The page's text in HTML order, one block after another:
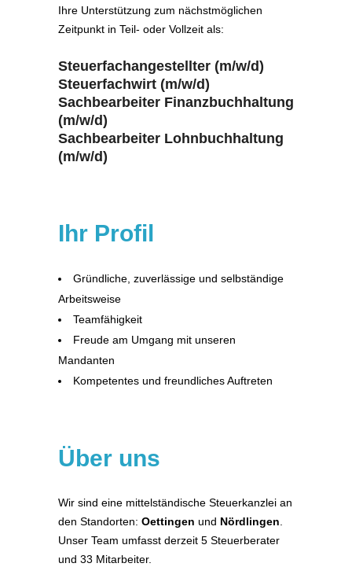
Ihre Unterstützung zum nächstmöglichen
Zeitpunkt in Teil- oder Vollzeit als:
Steuerfachangestellter (m/w/d)
Steuerfachwirt (m/w/d)
Sachbearbeiter Finanzbuchhaltung
(m/w/d)
Sachbearbeiter Lohnbuchhaltung
(m/w/d)
Ihr Profil
Gründliche, zuverlässige und selbständige
Arbeitsweise
Teamfähigkeit
Freude am Umgang mit unseren
Mandanten
Kompetentes und freundliches Auftreten
Über uns
Wir sind eine mittelständische Steuerkanzlei an
den Standorten: Oettingen und Nördlingen.
Unser Team umfasst derzeit 5 Steuerberater
und 33 Mitarbeiter.